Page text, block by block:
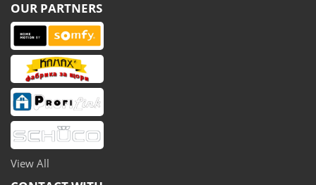
OUR PARTNERS
View All